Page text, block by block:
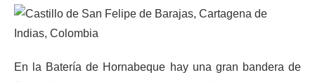
En la Batería de Hornabeque hay una gran bandera de